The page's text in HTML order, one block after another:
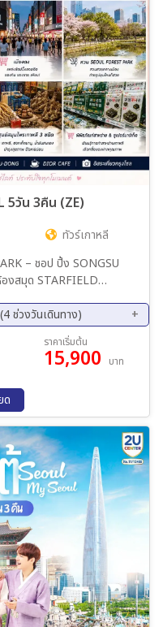
30 ต.ค. 69 - 03 พ.ย. 68
01 พ.ย. 69 - 05 พ.ย. 68
03 พ.ย. 69 - 07 พ.ย. 68
05 พ.ย. 69 - 09 พ.ย. 68
07 พ.ย. 69 - 11 พ.ย. 68
09 พ.ย. 69 - 13 พ.ย. 68
11 พ.ย. 69 - 15 พ.ย. 68
13 พ.ย. 69 - 17 พ.ย. 68
15 พ.ย. 69 - 19 พ.ย. 68
17 พ.ย. 69 - 21 พ.ย. 68
19 พ.ย. 69 - 23 พ.ย. 68
21 พ.ย. 69 - 25 พ.ย. 68
5วัน 3คืน (ZE)
ทัวร์เกาหลี
– ชอป ปิ้ง SONGSU
โซลแบบอิสระ ศูนย์สมุนไพร
อร์มาเก็ต
ช่วงวันเดินทาง)
12 พ.ย. 69 - 16 พ.ย. 69
26 พ.ย. 69 - 30 พ.ย. 69
ราคาเริ่มต้น
15,900 บาท
ด